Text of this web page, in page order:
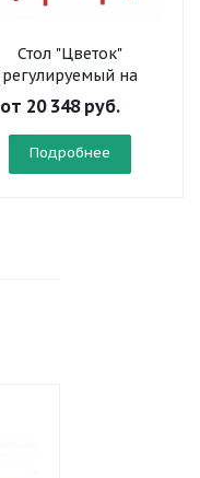
Стол "Цветок"
регулируемый на
круглой трубе
от 20 348 руб.
Подробнее